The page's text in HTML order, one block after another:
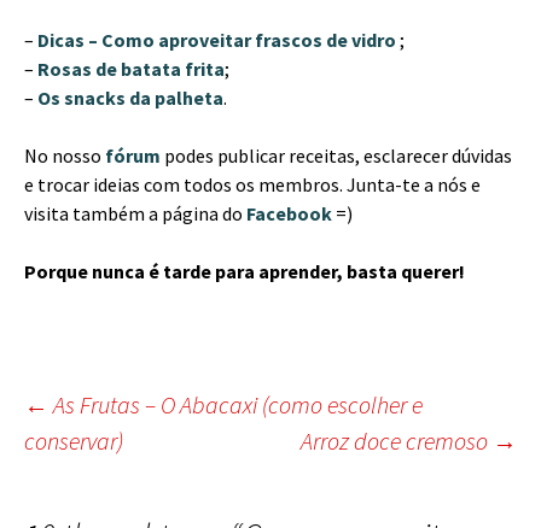
– Dicas – Como aproveitar frascos de vidro ;
– Rosas de batata frita;
– Os snacks da palheta.
No nosso fórum podes publicar receitas, esclarecer dúvidas
e trocar ideias com todos os membros. Junta-te a nós e
visita também a página do Facebook =)
Porque nunca é tarde para aprender, basta querer!
Post
navigation
← As Frutas – O Abacaxi (como escolher e
conservar)
Arroz doce cremoso →